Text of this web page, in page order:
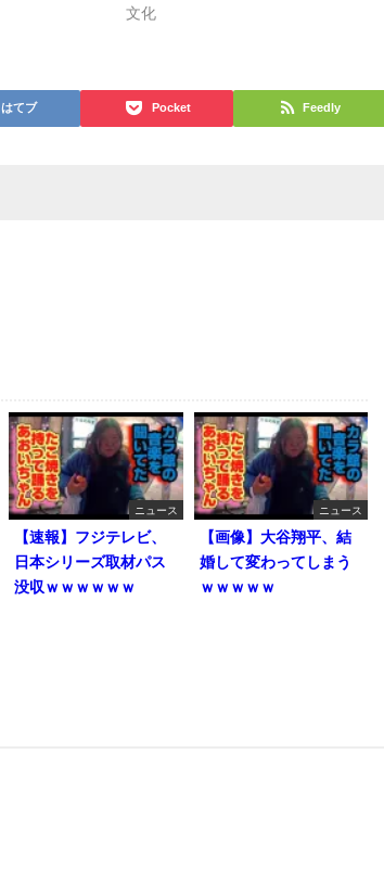
文化
はてブ Pocket Feedly
ニュース
【速報】フジテレビ、
日本シリーズ取材パス
没収ｗｗｗｗｗｗ
ニュース
【画像】大谷翔平、結
婚して変わってしまう
ｗｗｗｗｗ